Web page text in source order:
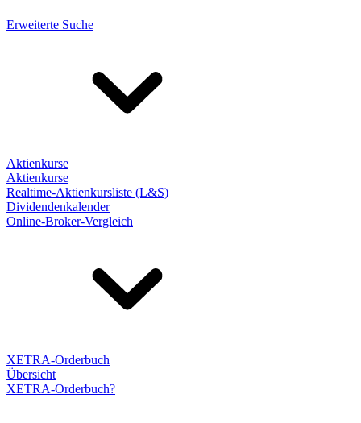
Erweiterte Suche
Aktienkurse
Aktienkurse
Realtime-Aktienkursliste (L&S)
Dividendenkalender
Online-Broker-Vergleich
XETRA-Orderbuch
Übersicht
XETRA-Orderbuch?